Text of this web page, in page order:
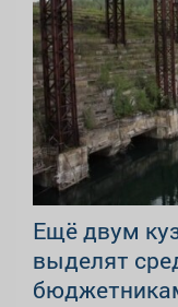
Ещё двум
выделят